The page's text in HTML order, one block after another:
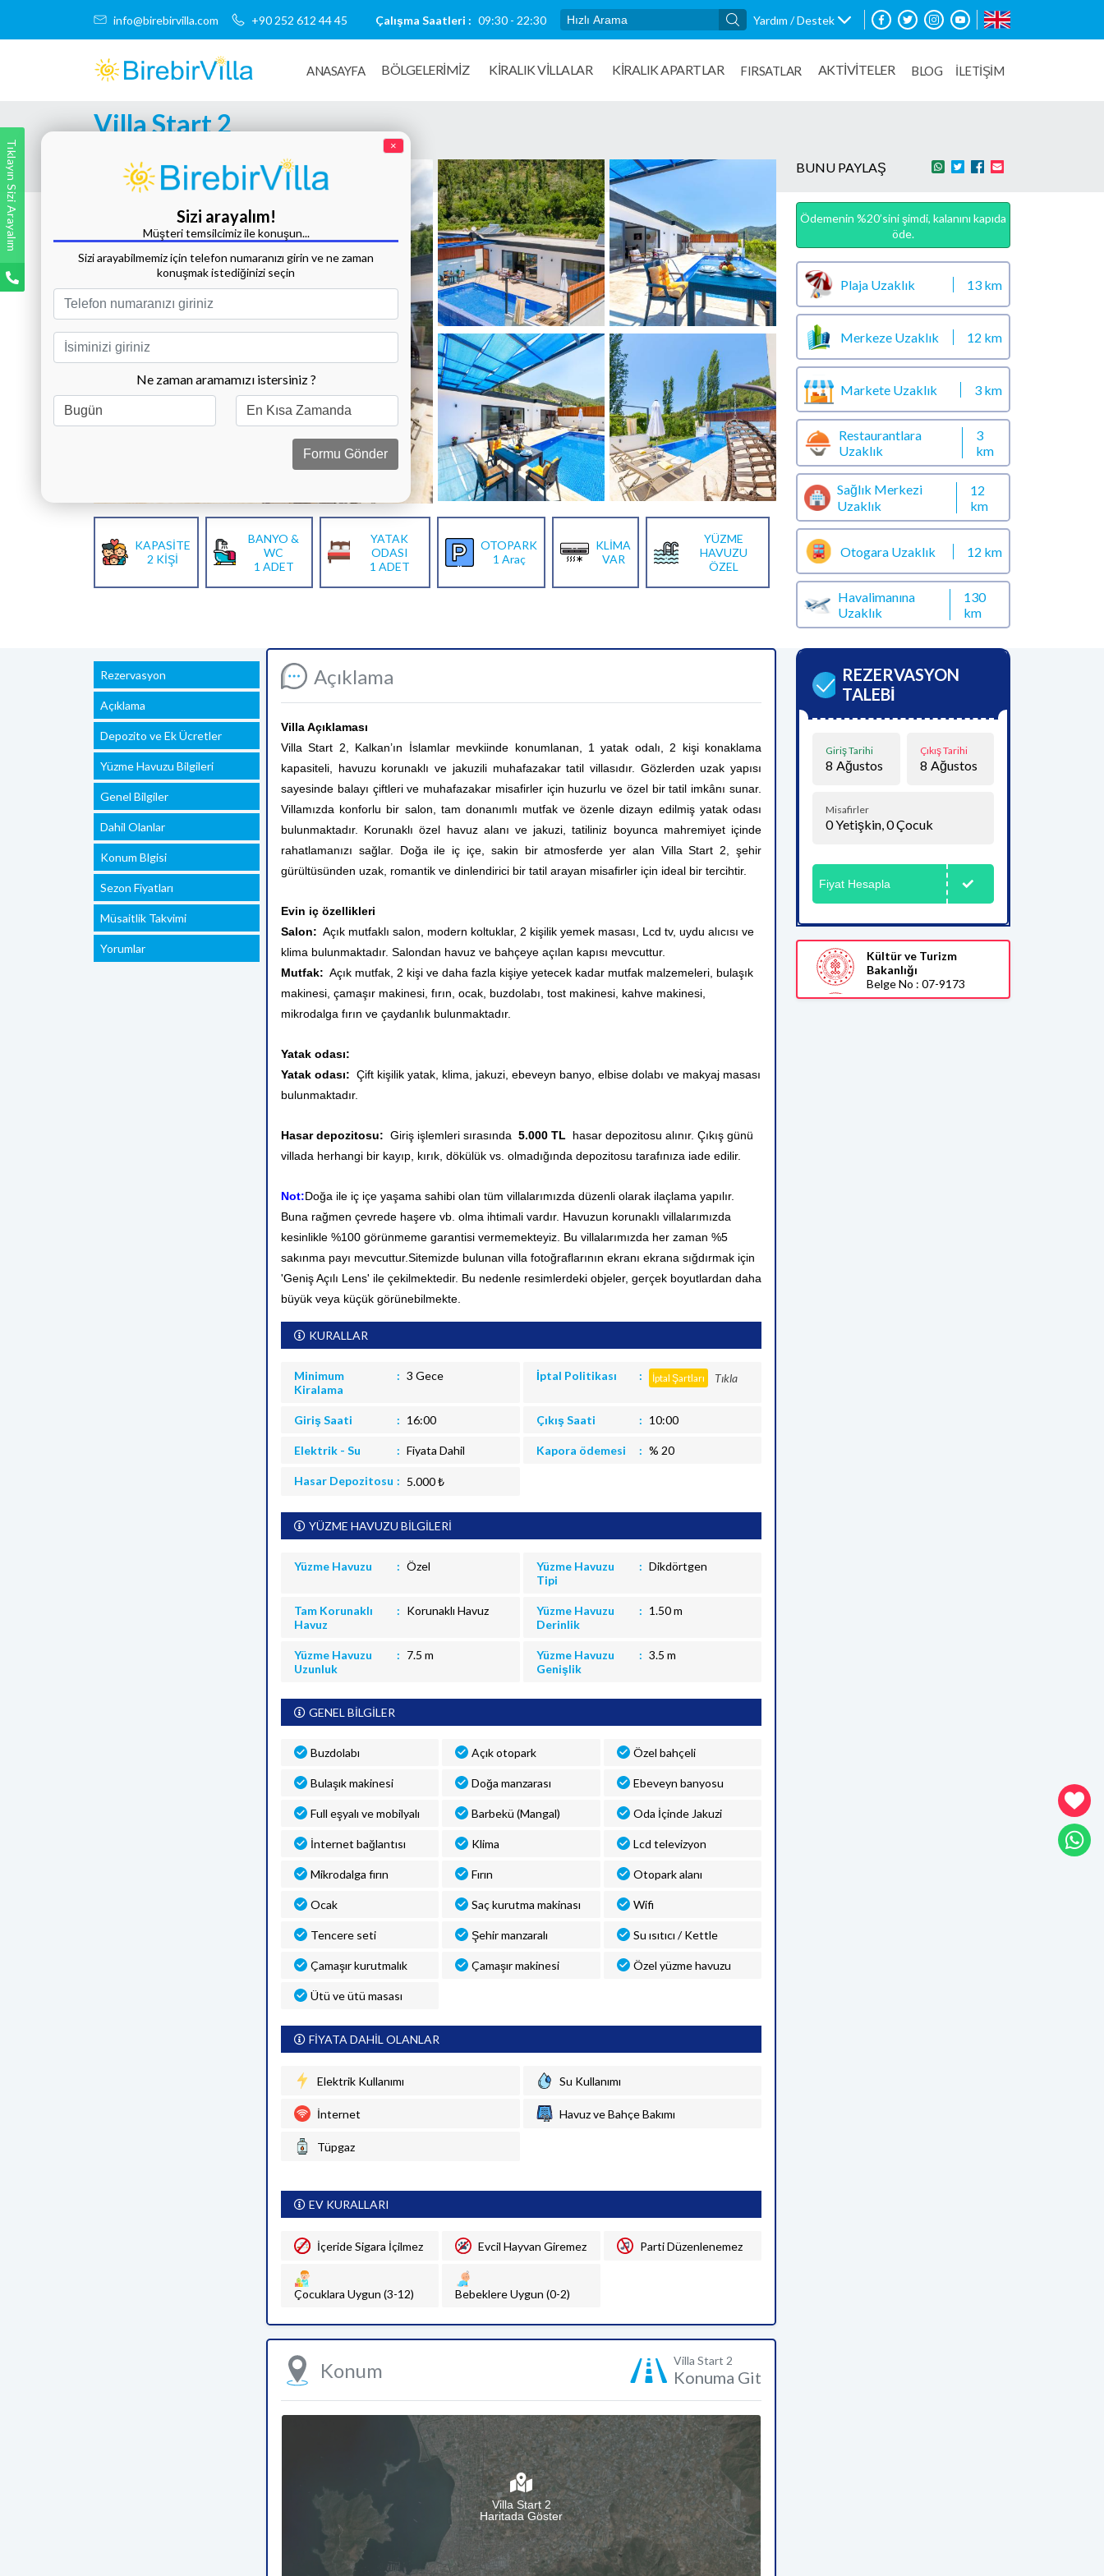
info@birebirvilla.com +90 252 612 44 45 Çalışma Saatleri : 09:30 - 22:30 Yardım / Destek
ANASAYFA BÖLGELERİMİZ KIRALIK VILLALAR KİRALIK APARTLAR FIRSATLAR AKTİVİTELER BLOG İLETİŞİM
Villa Start 2
Tüm Fotoğrafları Göster
KAPASİTE
2 KİŞİ
BANYO &
WC
1 ADET
YATAK
ODASI
1 ADET
OTOPARK
1 Araç
KLİMA
VAR
YÜZME
HAVUZU
ÖZEL
BUNU PAYLAŞ
Ödemenin %20’sini şimdi, kalanını kapıda
öde.
Plaja Uzaklık 13 km
Merkeze Uzaklık 12 km
Markete Uzaklık 3 km
Restaurantlara
Uzaklık
3
km
Sağlık Merkezi
Uzaklık
12
km
Otogara Uzaklık 12 km
Havalimanına
Uzaklık
130
km
Rezervasyon
Açıklama
Depozito ve Ek Ücretler
Yüzme Havuzu Bilgileri
Genel Bilgiler
Dahil Olanlar
Konum Blgisi
Sezon Fiyatları
Müsaitlik Takvimi
Yorumlar
Açıklama
Villa Açıklaması
Villa Start 2, Kalkan’ın İslamlar mevkiinde konumlanan, 1 yatak odalı, 2 kişi konaklama
kapasiteli, havuzu korunaklı ve jakuzili muhafazakar tatil villasıdır. Gözlerden uzak yapısı
sayesinde balayı çiftleri ve muhafazakar misafirler için huzurlu ve özel bir tatil imkânı sunar.
Villamızda konforlu bir salon, tam donanımlı mutfak ve özenle dizayn edilmiş yatak odası
bulunmaktadır. Korunaklı özel havuz alanı ve jakuzi, tatiliniz boyunca mahremiyet içinde
rahatlamanızı sağlar. Doğa ile iç içe, sakin bir atmosferde yer alan Villa Start 2, şehir
gürültüsünden uzak, romantik ve dinlendirici bir tatil arayan misafirler için ideal bir tercihtir.
Evin iç özellikleri
Salon: Açık mutfaklı salon, modern koltuklar, 2 kişilik yemek masası, Lcd tv, uydu alıcısı ve
klima bulunmaktadır. Salondan havuz ve bahçeye açılan kapısı mevcuttur.
Mutfak: Açık mutfak, 2 kişi ve daha fazla kişiye yetecek kadar mutfak malzemeleri, bulaşık
makinesi, çamaşır makinesi, fırın, ocak, buzdolabı, tost makinesi, kahve makinesi,
mikrodalga fırın ve çaydanlık bulunmaktadır.
Yatak odası:
Yatak odası: Çift kişilik yatak, klima, jakuzi, ebeveyn banyo, elbise dolabı ve makyaj masası
bulunmaktadır.
Hasar depozitosu: Giriş işlemleri sırasında 5.000 TL hasar depozitosu alınır. Çıkış günü
villada herhangi bir kayıp, kırık, dökülük vs. olmadığında depozitosu tarafınıza iade edilir.
Not:Doğa ile iç içe yaşama sahibi olan tüm villalarımızda düzenli olarak ilaçlama yapılır.
Buna rağmen çevrede haşere vb. olma ihtimali vardır. Havuzun korunaklı villalarımızda
kesinlikle %100 görünmeme garantisi vermemekteyiz. Bu villalarımızda her zaman %5
sakınma payı mevcuttur.Sitemizde bulunan villa fotoğraflarının ekranı ekrana sığdırmak için
'Geniş Açılı Lens' ile çekilmektedir. Bu nedenle resimlerdeki objeler, gerçek boyutlardan daha
büyük veya küçük görünebilmekte.
KURALLAR
Minimum
Kiralama
3 Gece İptal Politikası İptal Şartları Tıkla
Giriş Saati 16:00 Çıkış Saati 10:00
Elektrik - Su Fiyata Dahil Kapora ödemesi % 20
Hasar Depozitosu 5.000 ₺
YÜZME HAVUZU BİLGİLERİ
Yüzme Havuzu Özel
Yüzme Havuzu
Tipi
Dikdörtgen
Tam Korunaklı
Havuz
Korunaklı Havuz
Yüzme Havuzu
Derinlik
1.50 m
Yüzme Havuzu
Uzunluk
7.5 m
Yüzme Havuzu
Genişlik
3.5 m
GENEL BİLGİLER
Buzdolabı Açık otopark Özel bahçeli
Bulaşık makinesi Doğa manzarası Ebeveyn banyosu
Full eşyalı ve mobilyalı Barbekü (Mangal) Oda İçinde Jakuzi
İnternet bağlantısı Klima Lcd televizyon
Mikrodalga fırın Fırın Otopark alanı
Ocak Saç kurutma makinası Wifi
Tencere seti Şehir manzaralı Su ısıtıcı / Kettle
Çamaşır kurutmalık Çamaşır makinesi Özel yüzme havuzu
Ütü ve ütü masası
FİYATA DAHİL OLANLAR
Elektrik Kullanımı Su Kullanımı
İnternet Havuz ve Bahçe Bakımı
Tüpgaz
EV KURALLARI
İçeride Sigara İçilmez Evcil Hayvan Giremez Parti Düzenlenemez
Çocuklara Uygun (3-12) Bebeklere Uygun (0-2)
Konum Villa Start 2
Konuma Git
Villa Start 2
Haritada Göster
REZERVASYON
TALEBİ
Giriş Tarihi
8 Ağustos
Çıkış Tarihi
8 Ağustos
Misafirler
0Yetişkin,0Çocuk
Fiyat Hesapla
Kültür ve Turizm
Bakanlığı
Belge No : 07-9173
Tıklayın Sizi Arayalım ×
Sizi arayalım!
Müşteri temsilcimiz ile konuşun...
Sizi arayabilmemiz için telefon numaranızı girin ve ne zaman
konuşmak istediğinizi seçin
Ne zaman aramamızı istersiniz ?
Formu Gönder